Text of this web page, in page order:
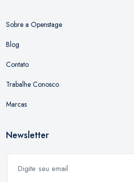
Sobre a Openstage
Blog
Contato
Trabalhe Conosco
Marcas
Newsletter